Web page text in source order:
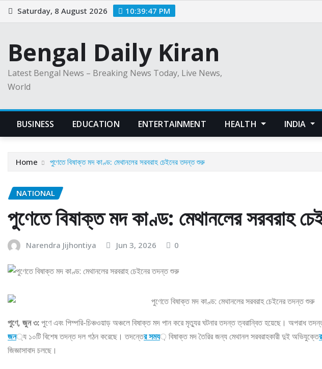
Skip
to
Saturday, 8 August 2026 10:39:48 PM
Bengal Daily Kiran
Latest Bengal News – Breaking News Today, Live News,
World
BUSINESS EDUCATION ENTERTAINMENT HEALTH INDIA
Home পুণেতে বিষাক্ত মদ কাণ্ড: মেথানলের সরবরাহ চেইনের তদন্ত শুরু
NATIONAL
পুণেতে বিষাক্ত মদ কাণ্ড: মেথানলের সরবরাহ
Narendra Jijhontiya Jun 3, 2026 0
পুণে, জুন ৩:পুণে এবং পিম্পরি-চিঞ্চওয়াড় অঞ্চলে বিষাক্ত মদ পান করে মৃত্যুর ঘটনার তদন্ত ত্বরান্বিত হয়েছে। অপরাধ
জন্য ১০টি বিশেষ তদন্ত দল গঠন করেছে। তদন্তের সময় বিষাক্ত মদ তৈরির জন্য মেথানল সরবরাহকারী দুই অভিযুক্তে
জিজ্ঞাসাবাদ চলছে।